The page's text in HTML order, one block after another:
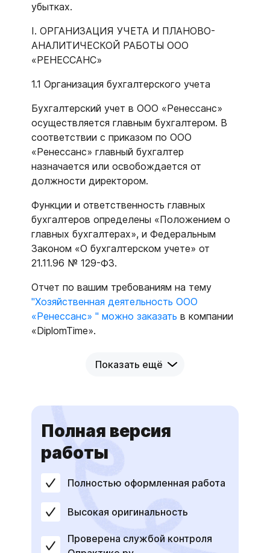
убытках.
I. ОРГАНИЗАЦИЯ УЧЕТА И ПЛАНОВО-
АНАЛИТИЧЕСКОЙ РАБОТЫ ООО
«РЕНЕССАНС»
1.1 Организация бухгалтерского учета
Бухгалтерский учет в ООО «Ренессанс»
осуществляется главным бухгалтером. В
соответствии с приказом по ООО
«Ренессанс» главный бухгалтер
назначается или освобождается от
должности директором.
Функции и ответственность главных
бухгалтеров определены «Положением о
главных бухгалтерах», и Федеральным
Законом «О бухгалтерском учете» от
21.11.96 № 129-Ф3.
Отчет по вашим требованиям на тему
"Хозяйственная деятельность ООО
«Ренессанс» " можно заказать в компании
«DiplomTime».
Показать ещё
Полная версия
работы
Полностью оформленная работа
Высокая оригинальность
Проверена службой контроля